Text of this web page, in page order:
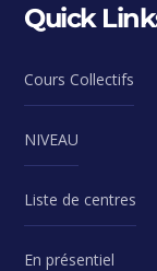
Quick
Cours Collectifs
NIVEAU
Liste de centres
En présentiel